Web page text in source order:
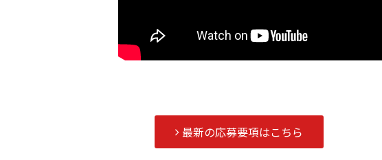
最新の応募要項はこちら